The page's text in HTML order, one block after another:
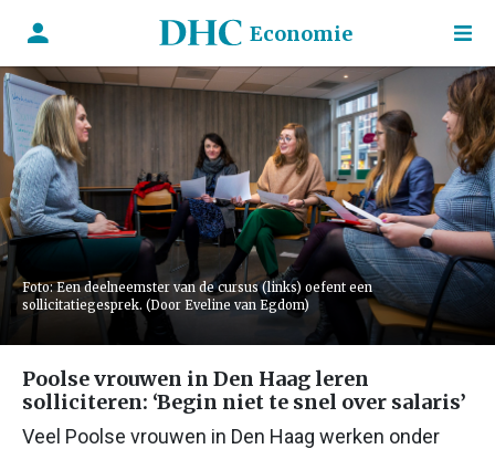
Economie
Foto: Een deelneemster van de cursus (links) oefent een
sollicitatiegesprek. (Door Eveline van Egdom)
Poolse vrouwen in Den Haag leren
solliciteren: ‘Begin niet te snel over salaris’
Veel Poolse vrouwen in Den Haag werken onder